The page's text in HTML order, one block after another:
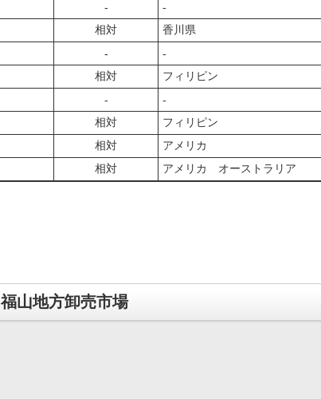
‐ ‐
相対 香川県
‐ ‐
相対 フィリピン
‐ ‐
相対 フィリピン
相対 アメリカ
相対 アメリカ オーストラリア
福山地方卸売市場